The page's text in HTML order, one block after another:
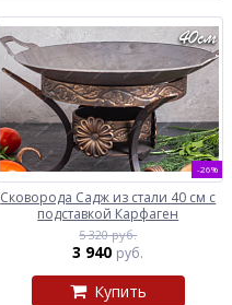
-26%
Сковорода Садж из стали 40 см с
подставкой Карфаген
5 320 руб.
3 940 руб.
Купить